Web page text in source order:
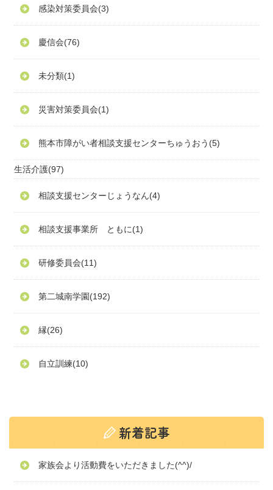
感染対策委員会(3)
慶信会(76)
未分類(1)
災害対策委員会(1)
熊本市障がい者相談支援センターちゅうおう (5)
生活介護(97)
相談支援センターじょうなん(4)
相談支援事業所 ともに(1)
研修委員会(11)
第二城南学園(192)
縁(26)
自立訓練(10)
家族会より活動費をいただきました(^^)/